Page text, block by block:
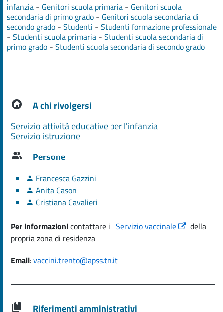
infanzia - Genitori scuola primaria - Genitori scuola
secondaria di primo grado - Genitori scuola secondaria di
secondo grado - Studenti - Studenti formazione professionale
- Studenti scuola primaria - Studenti scuola secondaria di
primo grado - Studenti scuola secondaria di secondo grado
A chi rivolgersi
Servizio attività educative per l'infanzia
Servizio istruzione
Persone
Francesca Gazzini
Anita Cason
Cristiana Cavalieri
Per informazionicontattare il Servizio vaccinale
della
propria zona di residenza
Email:vaccini.trento@apss.tn.it
Riferimenti amministrativi